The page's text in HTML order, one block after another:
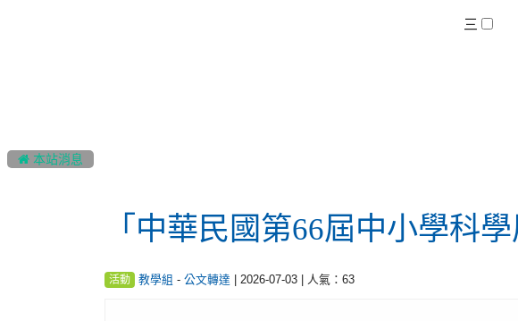
 本站消息
「中華民國第66屆中小學科
活動 教學組 - 公文轉達 | 2026-07-03 | 人氣：63
三